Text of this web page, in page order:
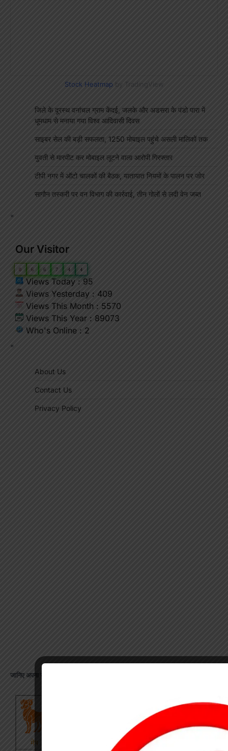
Stock Heatmap by TradingView
जिले के दूरस्थ वनांचल ग्राम केंदई, जलके और अडसरा के पंडो पारा में
धूमधाम से मनाया गया विश्व आदिवासी दिवस
साइबर सेल की बड़ी सफलता, 1250 मोबाइल पहुंचे असली मालिकों तक
युवती से मारपीट कर मोबाइल लूटने वाला आरोपी गिरफ्तार
टीपी नगर में ऑटो चालकों की बैठक, यातायात नियमों के पालन पर जोर
सागौन तस्करी पर वन विभाग की कार्रवाई, तीन गोलों से लदी वेन जब्त
"
Our Visitor
0 6 6 7 4 4
Views Today : 95
Views Yesterday : 409
Views This Month : 5570
Views This Year : 89073
Who's Online : 2
"
About Us
Contact Us
Privacy Policy
जानिए अपना राशिफल